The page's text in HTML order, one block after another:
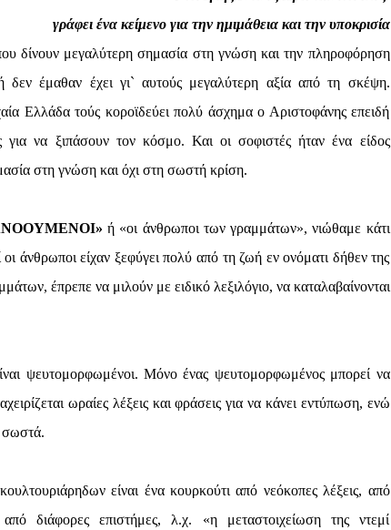
γράφει ένα κείμενο για την ημιμάθεια και την υποκρισία
δίνουν μεγαλύτερη σημασία στη γνώση και την πληροφόρηση
έμαθαν έχει γι` αυτούς μεγαλύτερη αξία από τη σκέψη.
Ελλάδα τούς κοροϊδεύει πολύ άσχημα ο Αριστοφάνης επειδή
για να ξιπάσουν τον κόσμο. Και οι σοφιστές ήταν ένα είδος
στη γνώση και όχι στη σωστή κρίση.
ή «οι άνθρωποι των γραμμάτων», νιώθαμε κάτι
άνθρωποι είχαν ξεφύγει πολύ από τη ζωή εν ονόματι δήθεν της
έπρεπε να μιλούν με ειδικό λεξιλόγιο, να καταλαβαίνονται
ψευτομορφωμένοι. Μόνο ένας ψευτομορφωμένος μπορεί να
ωραίες λέξεις και φράσεις για να κάνει εντύπωση, ενώ
σωστά.
είναι ένα κουρκούτι από νεόκοπες λέξεις, από
διάφορες επιστήμες, λ.χ. «η μεταστοιχείωση της ντεμί